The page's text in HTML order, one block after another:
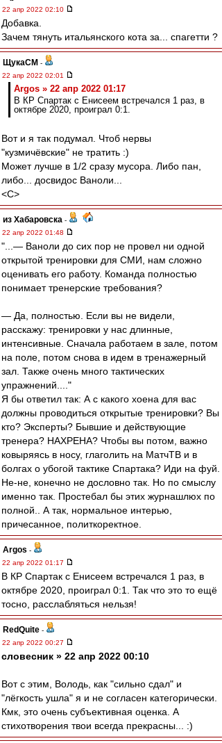
22 апр 2022 02:10
Добавка.
Зачем тянуть итальянского кота за... спагетти ?
ЩукаСМ -
22 апр 2022 02:01
Argos » 22 апр 2022 01:17
В КР Спартак с Енисеем встречался 1 раз, в
октябре 2020, проиграл 0:1.
Вот и я так подумал. Чтоб нервы
"кузмичёвские" не тратить :)
Может лучше в 1/2 сразу мусора. Либо пан,
либо... досвидос Ваноли...
<C>
из Хабаровска -
22 апр 2022 01:48
"...— Ваноли до сих пор не провел ни одной
открытой тренировки для СМИ, нам сложно
оценивать его работу. Команда полностью
понимает тренерские требования?
— Да, полностью. Если вы не видели,
расскажу: тренировки у нас длинные,
интенсивные. Сначала работаем в зале, потом
на поле, потом снова в идем в тренажерный
зал. Также очень много тактических
упражнений...."
Я бы ответил так: А с какого хоена для вас
должны проводиться открытые тренировки? Вы
кто? Эксперты? Бывшие и действующие
тренера? НАХРЕНА? Чтобы вы потом, важно
ковыряясь в носу, глаголить на МатчТВ и в
болгах о убогой тактике Спартака? Иди на фуй.
Не-не, конечно не дословно так. Но по смыслу
именно так. Простебал бы этих журнашлюх по
полной.. А так, нормальное интерью,
причесанное, политкоректное.
Argos -
22 апр 2022 01:17
В КР Спартак с Енисеем встречался 1 раз, в
октябре 2020, проиграл 0:1. Так что это то ещё
тосно, расслабляться нельзя!
RedQuite -
22 апр 2022 00:27
словесник » 22 апр 2022 00:10
Вот с этим, Володь, как "сильно сдал" и
"лёгкость ушла" я и не согласен категорически.
Кмк, это очень субъективная оценка. А
стихотворения твои всегда прекрасны... :)